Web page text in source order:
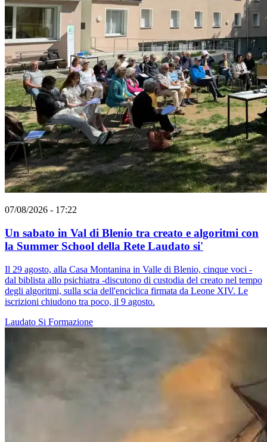
07/08/2026 - 17:22
Un sabato in Val di Blenio tra creato e algoritmi con
la Summer School della Rete Laudato si'
Il 29 agosto, alla Casa Montanina in Valle di Blenio, cinque voci -
dal biblista allo psichiatra -discutono di custodia del creato nel tempo
degli algoritmi, sulla scia dell'enciclica firmata da Leone XIV. Le
iscrizioni chiudono tra poco, il 9 agosto.
Laudato Si Formazione